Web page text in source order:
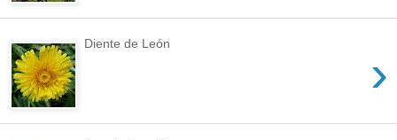
›
Diente de León